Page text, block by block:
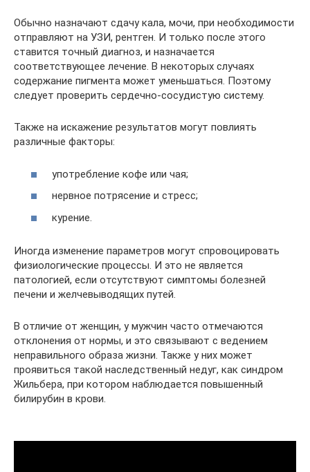
Обычно назначают сдачу кала, мочи, при необходимости
отправляют на УЗИ, рентген. И только после этого
ставится точный диагноз, и назначается
соответствующее лечение. В некоторых случаях
содержание пигмента может уменьшаться. Поэтому
следует проверить сердечно-сосудистую систему.
Также на искажение результатов могут повлиять
различные факторы:
употребление кофе или чая;
нервное потрясение и стресс;
курение.
Иногда изменение параметров могут спровоцировать
физиологические процессы. И это не является
патологией, если отсутствуют симптомы болезней
печени и желчевыводящих путей.
В отличие от женщин, у мужчин часто отмечаются
отклонения от нормы, и это связывают с ведением
неправильного образа жизни. Также у них может
проявиться такой наследственный недуг, как синдром
Жильбера, при котором наблюдается повышенный
билирубин в крови.